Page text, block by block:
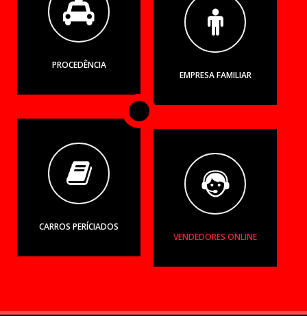
PROCEDÊNCIA
EMPRESA FAMILIAR
CARROS PERÍCIADOS
VENDEDORES ONLINE